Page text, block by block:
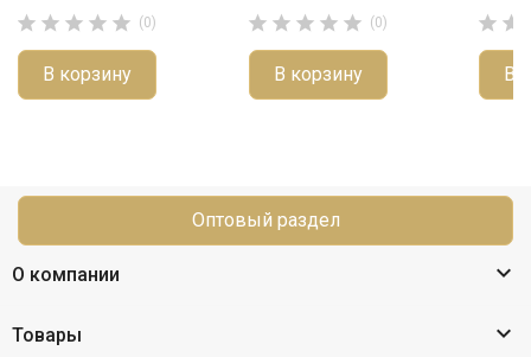
     (0)
В корзину
     (0)
В корзину
 
В
Оптовый раздел
О компании 
Товары 